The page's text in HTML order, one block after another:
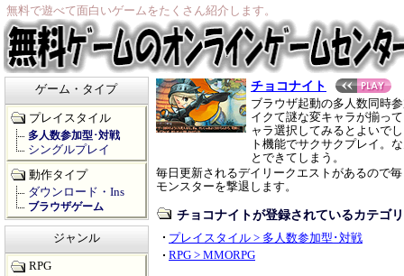
無料で遊べて面白いゲームをたくさん紹介します。
チョコナイト
ブラウザ起動の多人数同時
イクて謎な変キャラが揃っ
ャラ選択してみるとよいで
ト機能でサクサクプレイ。
とできてしまう。
毎日更新されるデイリークエストがあるので
モンスターを撃退します。
チョコナイトが登録されているカテゴ
プレイスタイル > 多人数参加型･対戦
RPG > MMORPG
ゲーム・タイプ
プレイスタイル
多人数参加型･対戦
シングルプレイ
動作タイプ
ダウンロード・Ins
ブラウザゲーム
ジャンル
RPG